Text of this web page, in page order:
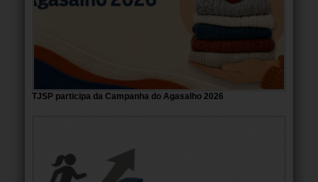
TJSP participa da Campanha do Agasalho 2026